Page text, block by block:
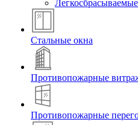
Стальные окна
Противопожарные
Противопожарные